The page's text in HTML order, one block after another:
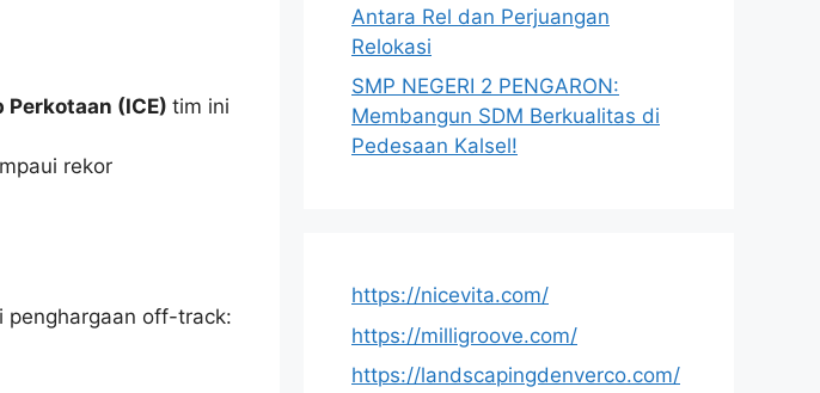
(ICE) tim ini
rekor
penghargaan off-track:
Antara Rel dan Perjuangan
Relokasi
SMP NEGERI 2 PENGARON:
Membangun SDM Berkualitas di
Pedesaan Kalsel!
https://nicevita.com/
https://milligroove.com/
https://landscapingdenverco.com/